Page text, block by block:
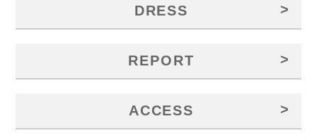
DRESS >
REPORT >
ACCESS >